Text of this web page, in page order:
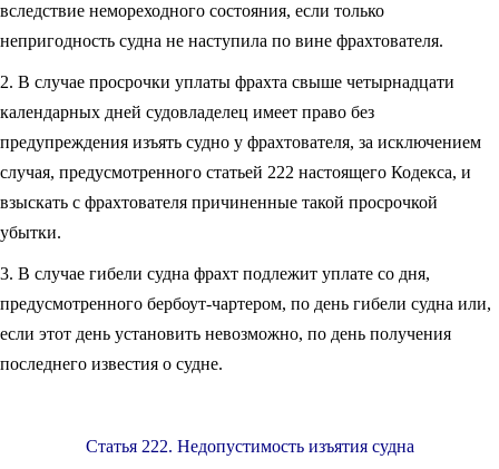
вследствие немореходного состояния, если только
непригодность судна не наступила по вине фрахтователя.
2. В случае просрочки уплаты фрахта свыше четырнадцати
календарных дней судовладелец имеет право без
предупреждения изъять судно у фрахтователя, за исключением
случая, предусмотренного статьей 222 настоящего Кодекса, и
взыскать с фрахтователя причиненные такой просрочкой
убытки.
3. В случае гибели судна фрахт подлежит уплате со дня,
предусмотренного бербоут-чартером, по день гибели судна или,
если этот день установить невозможно, по день получения
последнего известия о судне.
Статья 222. Недопустимость изъятия судна